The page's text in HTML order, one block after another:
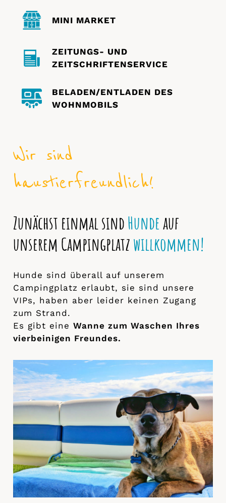
MINI MARKET
ZEITUNGS- UND
ZEITSCHRIFTENSERVICE
BELADEN/ENTLADEN DES
WOHNMOBILS
Wir sind
haustierfreundlich!
Zunächst einmal sindHundeauf
unserem Campingplatzwillkommen!
Hunde sind überall auf unserem
Campingplatz erlaubt, sie sind unsere
VIPs, haben aber leider keinen Zugang
zum Strand.
Es gibt eineWanne zum Waschen Ihres
vierbeinigen Freundes.